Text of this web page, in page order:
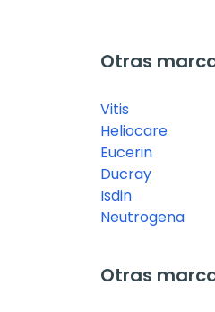
Otras
Vitis
Heliocare
Eucerin
Ducray
Isdin
Neutrogena
Otras